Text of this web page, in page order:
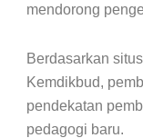
mendorong
Berdasarkan
Kemdikbud,
pendekatan
pedagogi baru.